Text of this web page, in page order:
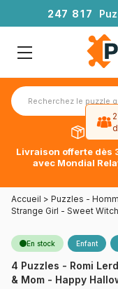
247 81 7
Livraison offerte dès
avec Mondial
Accueil > Puzzles -
Strange Girl - Sweet
En stock Enfant
4 Puzzles - Romi
& Mom - Happy